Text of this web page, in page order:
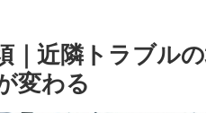
｜近隣トラブル
変わる